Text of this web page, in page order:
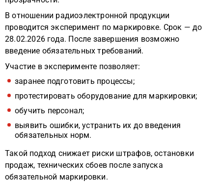
В отношении радиоэлектронной продукции
проводится эксперимент по маркировке. Срок — до
28.02.2026 года. После завершения возможно
введение обязательных требований.
Участие в эксперименте позволяет:
заранее подготовить процессы;
протестировать оборудование для маркировки;
обучить персонал;
выявить ошибки, устранить их до введения
обязательных норм.
Такой подход снижает риски штрафов, остановки
продаж, технических сбоев после запуска
обязательной маркировки.